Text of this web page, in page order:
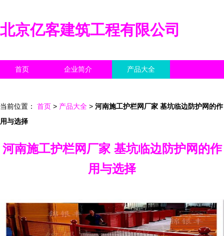
北京亿客建筑工程有限公司
首页 企业简介 产品大全
当前位置： 首页 > 产品大全 > 河南施工护栏网厂家 基坑临边防护网的作
用与选择
河南施工护栏网厂家 基坑临边防护网的作
用与选择